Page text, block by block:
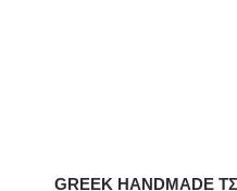
GREEK HANDMADE